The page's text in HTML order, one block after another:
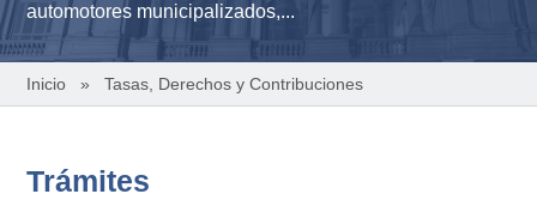
automotores municipalizados,...
Inicio » Tasas, Derechos y Contribuciones
Trámites